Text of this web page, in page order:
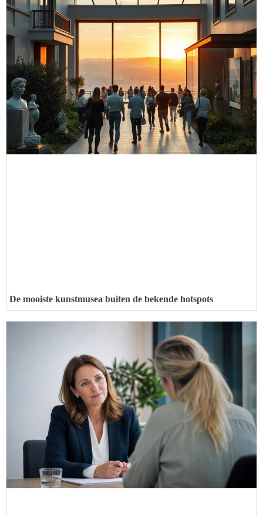
De mooiste kunstmusea buiten de bekende hotspots